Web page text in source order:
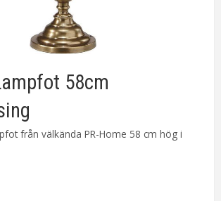
58cm
från välkända PR-Home 58 cm hög i